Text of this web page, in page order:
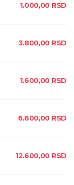
1.000,00 RSD
3.800,00 RSD
1.600,00 RSD
6.600,00 RSD
12.600,00 RSD